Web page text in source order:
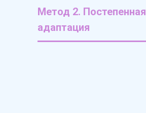
Метод 2. Постепенная
адаптация